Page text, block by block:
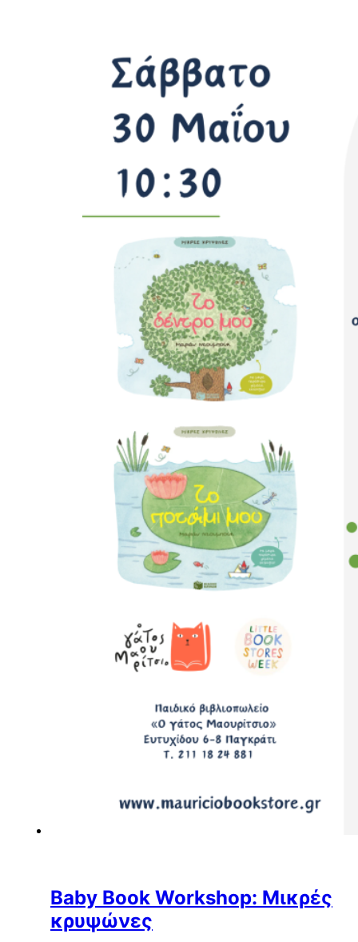
Baby Book Workshop: Μικρές
κρυψώνες